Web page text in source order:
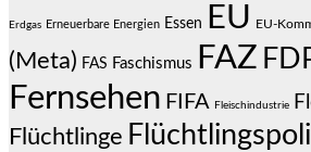
Erdgas Erneuerbare Energien Essen EU EU-
(Meta) FAS Faschismus FAZ
Fernsehen FIFA Fleischindustrie
Flüchtlinge